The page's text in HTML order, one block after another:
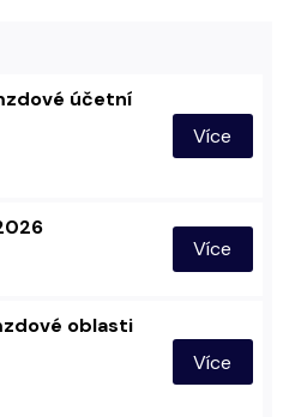
účetní
Více
Více
oblasti
Více